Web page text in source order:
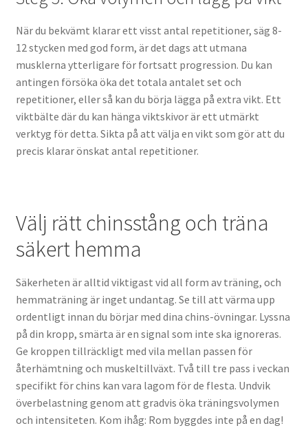
När du bekvämt klarar ett visst antal repetitioner, säg 8-
12 stycken med god form, är det dags att utmana
musklerna ytterligare för fortsatt progression. Du kan
antingen försöka öka det totala antalet set och
repetitioner, eller så kan du börja lägga på extra vikt. Ett
viktbälte där du kan hänga viktskivor är ett utmärkt
verktyg för detta. Sikta på att välja en vikt som gör att du
precis klarar önskat antal repetitioner.
Välj rätt chinsstång och träna
säkert hemma
Säkerheten är alltid viktigast vid all form av träning, och
hemmaträning är inget undantag. Se till att värma upp
ordentligt innan du börjar med dina chins-övningar. Lyssna
på din kropp, smärta är en signal som inte ska ignoreras.
Ge kroppen tillräckligt med vila mellan passen för
återhämtning och muskeltillväxt. Två till tre pass i veckan
specifikt för chins kan vara lagom för de flesta. Undvik
överbelastning genom att gradvis öka träningsvolymen
och intensiteten. Kom ihåg: Rom byggdes inte på en dag!